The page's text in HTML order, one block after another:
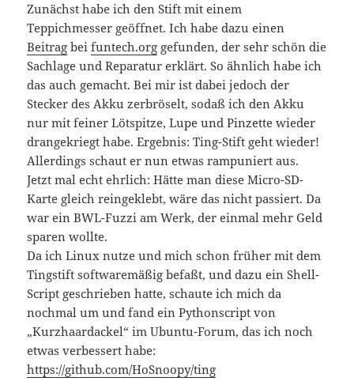
Zunächst habe ich den Stift mit einem
Teppichmesser geöffnet. Ich habe dazu einen
Beitrag beifuntech.org gefunden, der sehr schön die
Sachlage und Reparatur erklärt. So ähnlich habe ich
das auch gemacht. Bei mir ist dabei jedoch der
Stecker des Akku zerbröselt, sodaß ich den Akku
nur mit feiner Lötspitze, Lupe und Pinzette wieder
drangekriegt habe. Ergebnis: Ting-Stift geht wieder!
Allerdings schaut er nun etwas rampuniert aus.
Jetzt mal echt ehrlich: Hätte man diese Micro-SD-
Karte gleich reingeklebt, wäre das nicht passiert. Da
war ein BWL-Fuzzi am Werk, der einmal mehr Geld
sparen wollte.
Da ich Linux nutze und mich schon früher mit dem
Tingstift softwaremäßig befaßt, und dazu ein Shell-
Script geschrieben hatte, schaute ich mich da
nochmal um und fand ein Pythonscript von
„Kurzhaardackel“ im Ubuntu-Forum, das ich noch
etwas verbessert habe:
https://github.com/HoSnoopy/ting